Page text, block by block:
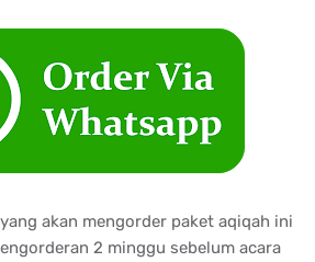
akan mengorder paket aqiqah ini
2 minggu sebelum acara